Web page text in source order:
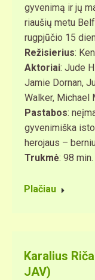
gyvenimą ir jų
riaušių metu
rugpjūčio 15
Režisierius:
Aktoriai: Jude
Jamie Dornan,
Walker, Michael
Pastabos:
gyvenimiška
herojaus –
Trukmė: 98 min.
Plačiau
Karalius
JAV)